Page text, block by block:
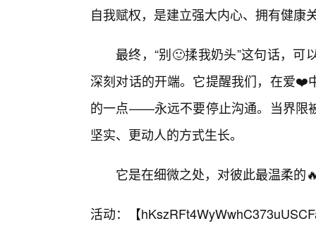
自我赋权，是建立强大内心、拥有健康
最终，“别🙂揉我奶头”这句话，
深刻对话的开端。它提醒我们，在爱❤️
的一点——永远不要停止沟通。当界限
坚实、更动人的方式生长。
它是在细微之处，对彼此最温柔的
活动：【